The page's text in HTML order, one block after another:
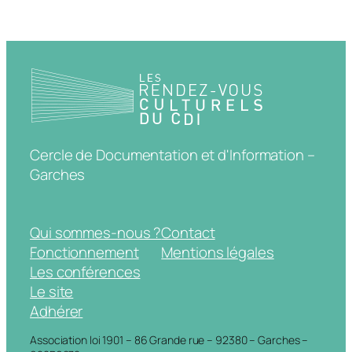
Cercle de Documentation et d'Information –
Garches
Qui sommes-nous ?
Fonctionnement
Les conférences
Le site
Adhérer
Contact
Mentions légales
Association loi 1901 – 86 Grande rue – 92380 – Garches –